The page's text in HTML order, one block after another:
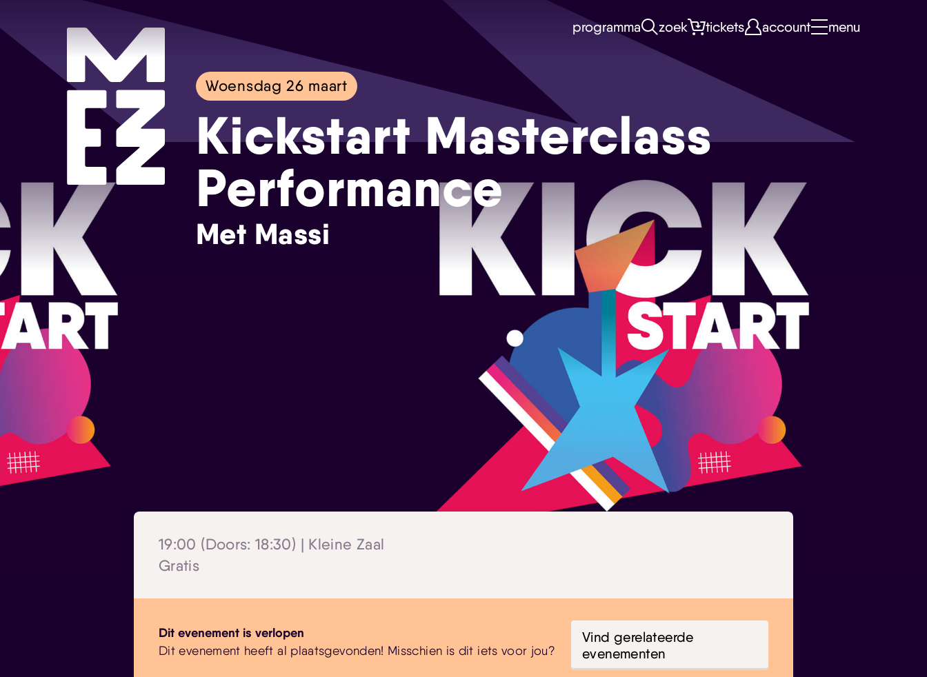
Skip navigatie
programma zoek tickets account menu
Woensdag 26 maart
Kickstart Masterclass
Performance
Met Massi
19:00 (Doors: 18:30) | Kleine Zaal
Gratis
Dit evenement is verlopen
Dit evenement heeft al plaatsgevonden! Misschien is dit iets voor jou?
Vind gerelateerde
evenementen